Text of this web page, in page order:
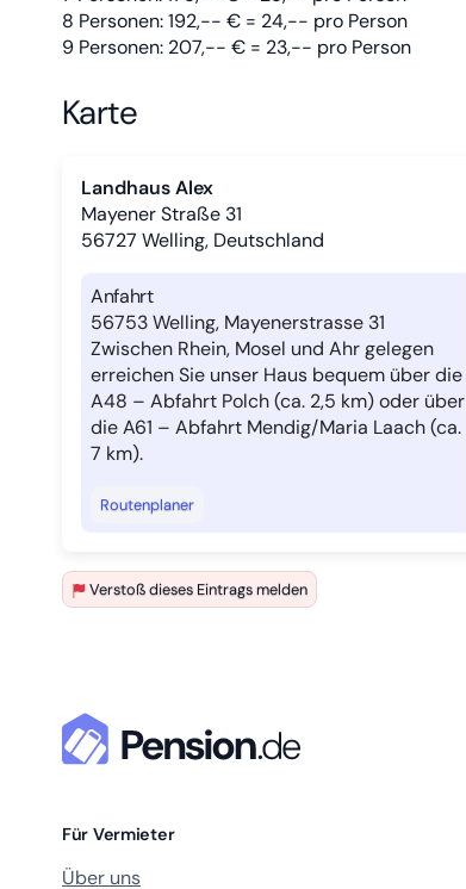
8 Personen: 192,-- € = 24,-- pro Person
9 Personen: 207,-- € = 23,-- pro Person
Karte
Landhaus Alex
Mayener Straße 31
56727 Welling, Deutschland
Anfahrt
56753 Welling, Mayenerstrasse 31
Zwischen Rhein, Mosel und Ahr gelegen
erreichen Sie unser Haus bequem über die
A48 – Abfahrt Polch (ca. 2,5 km) oder über
die A61 – Abfahrt Mendig/Maria Laach (ca.
7 km).
Routenplaner
Verstoß dieses Eintrags melden
Für Vermieter
Über uns